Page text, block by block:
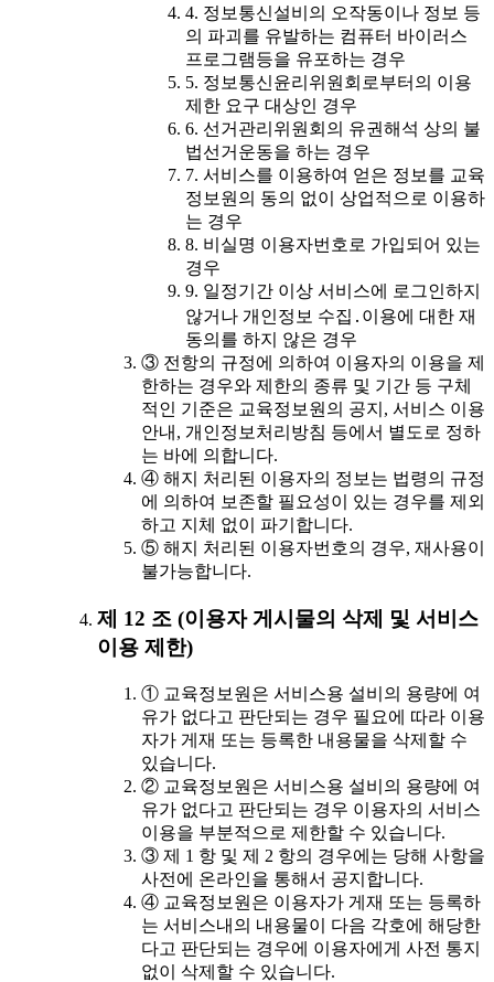
4. 정보통신설비의 오작동이나 정보 등
의 파괴를 유발하는 컴퓨터 바이러스
프로그램등을 유포하는 경우
5. 정보통신윤리위원회로부터의 이용
제한 요구 대상인 경우
6. 선거관리위원회의 유권해석 상의 불
법선거운동을 하는 경우
7. 서비스를 이용하여 얻은 정보를 교육
정보원의 동의 없이 상업적으로 이용하
는 경우
8. 비실명 이용자번호로 가입되어 있는
경우
9. 일정기간 이상 서비스에 로그인하지
않거나 개인정보 수집․이용에 대한 재
동의를 하지 않은 경우
③ 전항의 규정에 의하여 이용자의 이용을 제
한하는 경우와 제한의 종류 및 기간 등 구체
적인 기준은 교육정보원의 공지, 서비스 이용
안내, 개인정보처리방침 등에서 별도로 정하
는 바에 의합니다.
④ 해지 처리된 이용자의 정보는 법령의 규정
에 의하여 보존할 필요성이 있는 경우를 제외
하고 지체 없이 파기합니다.
⑤ 해지 처리된 이용자번호의 경우, 재사용이
불가능합니다.
제 12 조 (이용자 게시물의 삭제 및 서비스
이용 제한)
① 교육정보원은 서비스용 설비의 용량에 여
유가 없다고 판단되는 경우 필요에 따라 이용
자가 게재 또는 등록한 내용물을 삭제할 수
있습니다.
② 교육정보원은 서비스용 설비의 용량에 여
유가 없다고 판단되는 경우 이용자의 서비스
이용을 부분적으로 제한할 수 있습니다.
③ 제 1 항 및 제 2 항의 경우에는 당해 사항을
사전에 온라인을 통해서 공지합니다.
④ 교육정보원은 이용자가 게재 또는 등록하
는 서비스내의 내용물이 다음 각호에 해당한
다고 판단되는 경우에 이용자에게 사전 통지
없이 삭제할 수 있습니다.